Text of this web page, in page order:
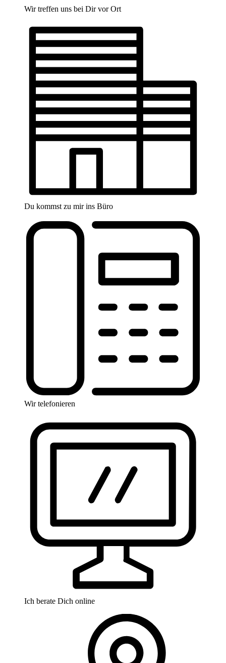
Wir treffen uns bei Dir vor Ort
Du kommst zu mir ins Büro
Wir telefonieren
Ich berate Dich online